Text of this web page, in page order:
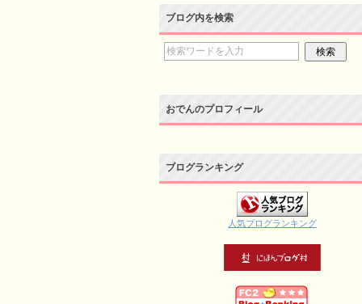
ブログ内を検索
おでんのプロフィール
ブログランキング
人気ブログランキング